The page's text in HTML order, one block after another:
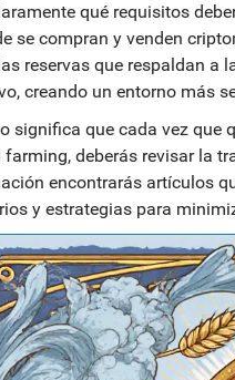
qué requisitos
se compran y venden
reservas que respaldan a
creando un entorno más
significa que cada vez
deberás revisar la
encontrarás artículos
y estrategias para